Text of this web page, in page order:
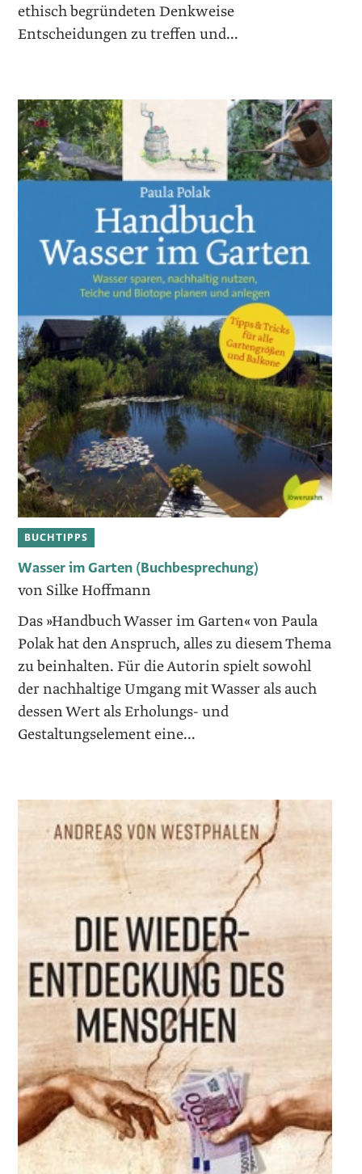
ethisch begründeten Denkweise
Entscheidungen zu treffen und...
BUCHTIPPS
Wasser im Garten (Buchbesprechung)
von Silke Hoffmann
Das »Handbuch Wasser im Garten« von Paula
Polak hat den Anspruch, alles zu diesem Thema
zu beinhalten. Für die Autorin spielt sowohl
der nachhaltige Umgang mit Wasser als auch
dessen Wert als Erholungs- und
Gestaltungselement eine...